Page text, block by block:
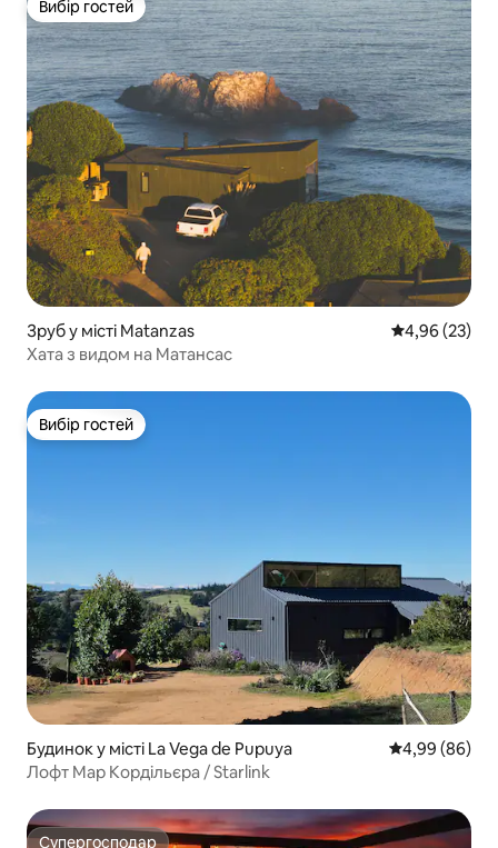
Вибір гостей
Вибір гостей
Зруб у місті Matanzas Середня
4,96 (23)
Хата з видом на Матансас
Вибір гостей
Вибір гостей
Будинок у місті La Vega de Pupuya Середня
4,99 (86)
Лофт Мар Кордільєра / Starlink
Супергосподар